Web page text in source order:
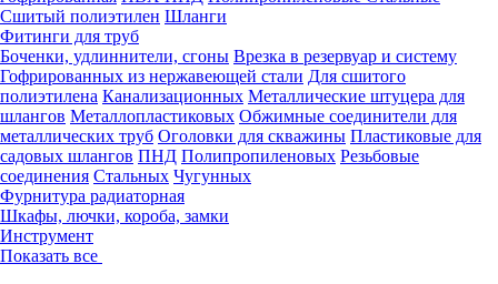
Сшитый полиэтилен Шланги
Фитинги для труб
Боченки, удлиннители, сгоны Врезка в резервуар и систему
Гофрированных из нержавеющей стали Для сшитого
полиэтилена Канализационных Металлические штуцера для
шлангов Металлопластиковых Обжимные соединители для
металлических труб Оголовки для скважины Пластиковые для
садовых шлангов ПНД Полипропиленовых Резьбовые
соединения Стальных Чугунных
Фурнитура радиаторная
Шкафы, лючки, короба, замки
Инструмент
Показать все